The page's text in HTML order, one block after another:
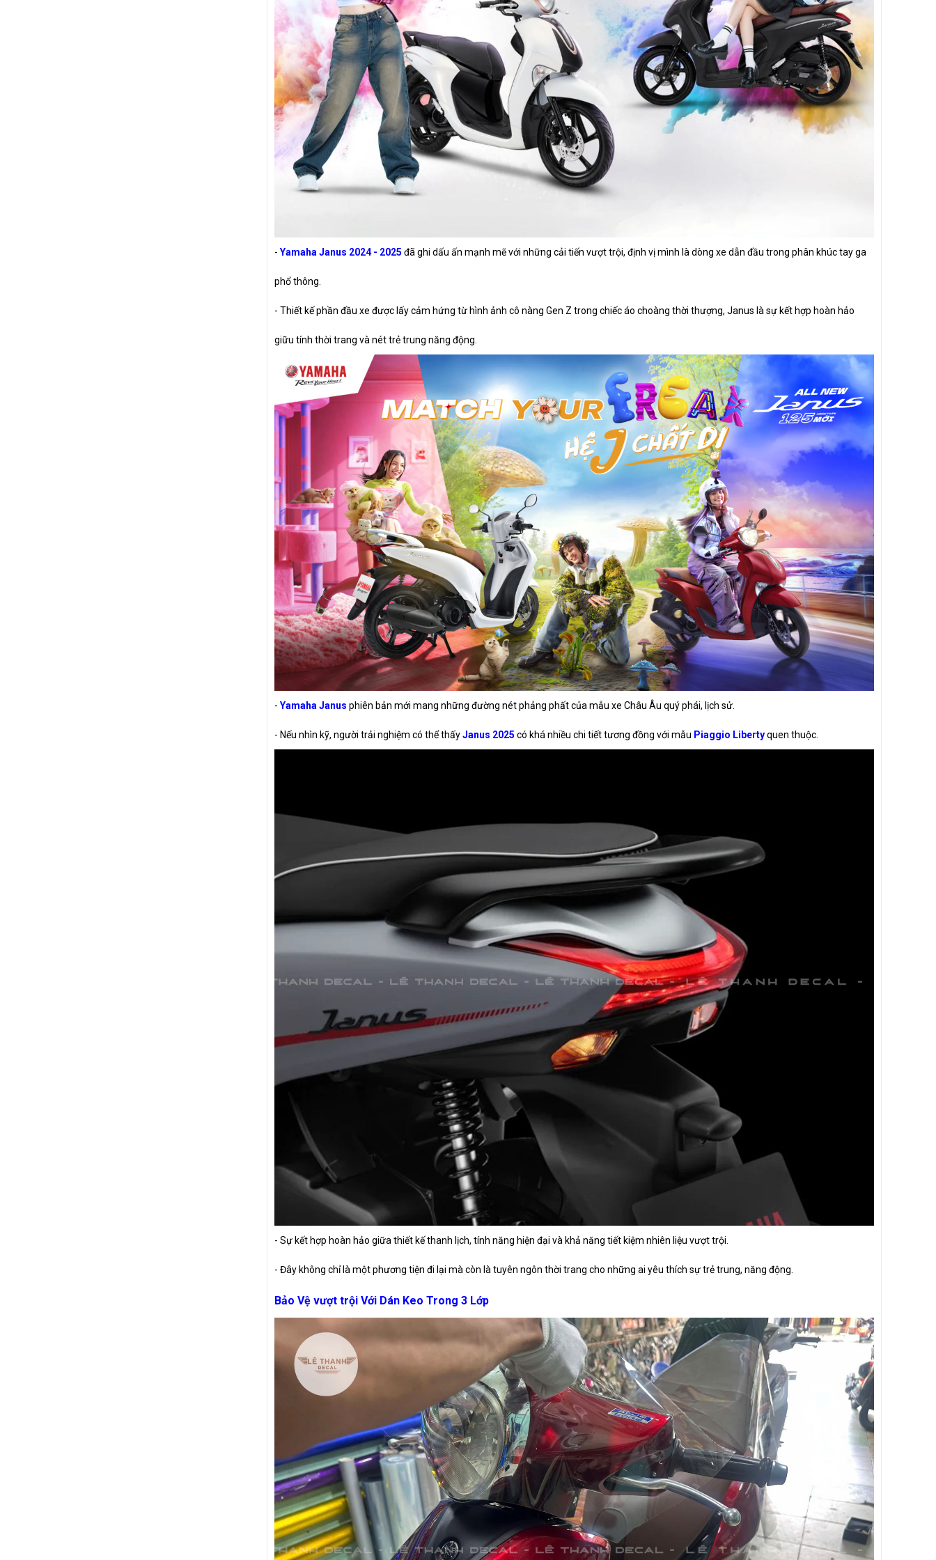
SIRIUS
NVX
LEAD
- Yamaha Janus 2024 - 2025 đã ghi dấu ấn mạnh mẽ với những cải tiến vượt trội, định vị mình là dòng xe dẫn đầu trong phân khúc tay ga
phổ thông.
- Thiết kế phần đầu xe được lấy cảm hứng từ hình ảnh cô nàng Gen Z trong chiếc áo choàng thời thượng, Janus là sự kết hợp hoàn hảo
giữu tính thời trang và nét trẻ trung năng động.
- Yamaha Janus phiên bản mới mang những đường nét phảng phất của mẫu xe Châu Âu quý phái, lịch sử.
- Nếu nhìn kỹ, người trải nghiệm có thể thấyJanus 2025 có khá nhiều chi tiết tương đồng với mẫu Piaggio Libertyquen thuộc.
- Sự kết hợp hoàn hảo giữa thiết kế thanh lịch, tính năng hiện đại và khả năng tiết kiệm nhiên liệu vượt trội.
- Đây không chỉ là một phương tiện đi lại mà còn là tuyên ngôn thời trang cho những ai yêu thích sự trẻ trung, năng động.
Bảo Vệ vượt trội Với Dán Keo Trong 3 Lớp